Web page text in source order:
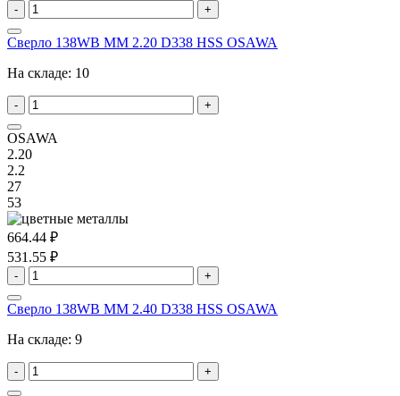
- +
Сверло 138WB MM 2.20 D338 HSS OSAWA
На складе: 10
- +
OSAWA
2.20
2.2
27
53
664.44 ₽
531.55 ₽
- +
Сверло 138WB MM 2.40 D338 HSS OSAWA
На складе: 9
- +